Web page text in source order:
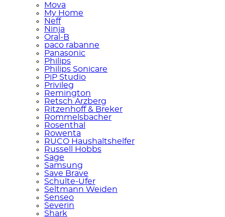
Mova
My Home
Neff
Ninja
Oral-B
paco rabanne
Panasonic
Philips
Philips Sonicare
PiP Studio
Privileg
Remington
Retsch Arzberg
Ritzenhoff & Breker
Rommelsbacher
Rosenthal
Rowenta
RUCO Haushaltshelfer
Russell Hobbs
Sage
Samsung
Save Brave
Schulte-Ufer
Seltmann Weiden
Senseo
Severin
Shark